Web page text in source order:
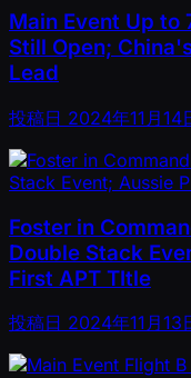
Main Event Up to
Still Open;
Lead
投稿日 2024年11月14
Foster in
Double Stack
First APT TItle
投稿日 2024年11月13